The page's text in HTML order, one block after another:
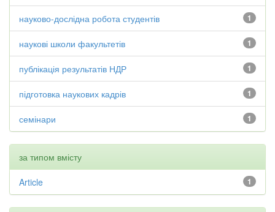
1
науково-дослідна робота студентів
1
наукові школи факультетів
1
публікація результатів НДР
1
підготовка наукових кадрів
1
семінари
за типом вмісту
1
Article